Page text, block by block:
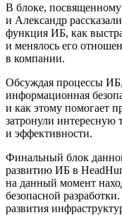
В блоке,
и Александр
функция ИБ, как
и менялось его
в компании.
Обсуждая процессы
информационная
и как этому помогает
затронули интересную
и эффективности.
Финальный блок
развитию ИБ в
на данный момент
безопасной
развития